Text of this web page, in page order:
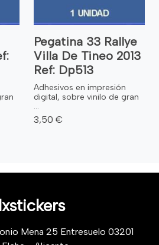
Pegatina 33 Rallye
Villa De Tineo 2013
Ref: Dp513
Adhesivos en impresión
digital, sobre vinilo de gran
...
3,50 €
Mena 25 Entresuelo 03201